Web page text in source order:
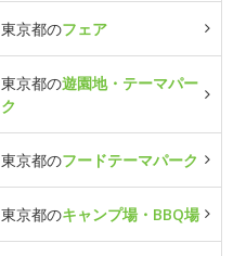
東京都のフェア
東京都の遊園地・テーマパー
ク
東京都のフードテーマパーク
東京都のキャンプ場・BBQ場